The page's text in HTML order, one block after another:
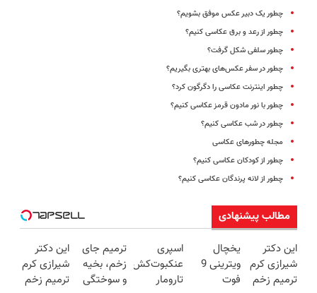
چطور یک دبیر عکس موفق بشویم؟
چطور از رعد و برق عکاسی کنیم؟
چطور سلفی شکل گرفت؟
چطور در سفر عکس‌های بهتری بگیریم؟
چطور اینترنت عکاسی را دگرگون کرد؟
چطور با نور مادون قرمز عکاسی کنیم؟
چطور در شب عکاسی کنیم؟
مجله چطورهای عکاسی
چطور از کودکان عکاسی کنیم؟
چطور از لانه پرندگان عکاسی کنیم؟
مطالب پیشنهادی
این دکتر
شیرازی کرم
ترمیم زخم
یخچال
ویترینی 9
فوت
اسپری
عنکبوت‌‌کش
تارومار
ترمیم جای
زخم، بخیه
و سوختگی
این دکتر
شیرازی کرم
ترمیم زخم